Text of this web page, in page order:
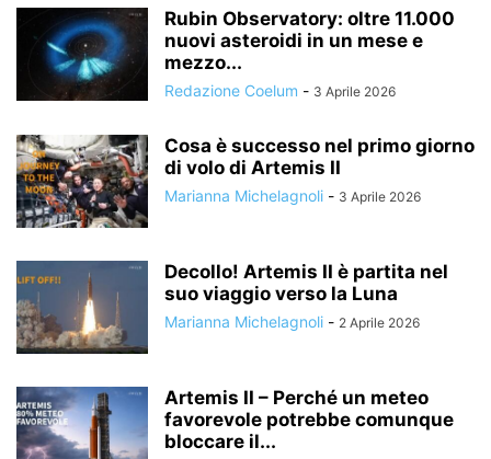
Rubin Observatory: oltre 11.000
nuovi asteroidi in un mese e
mezzo...
Redazione Coelum - 3 Aprile 2026
Cosa è successo nel primo giorno
di volo di Artemis II
Marianna Michelagnoli - 3 Aprile 2026
Decollo! Artemis II è partita nel
suo viaggio verso la Luna
Marianna Michelagnoli - 2 Aprile 2026
Artemis II – Perché un meteo
favorevole potrebbe comunque
bloccare il...